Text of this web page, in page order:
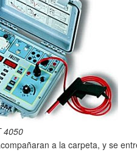
4050
a la carpeta, y se